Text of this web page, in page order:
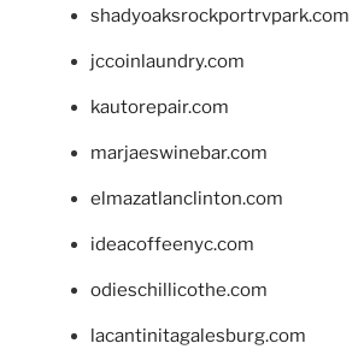
shadyoaksrockportrvpark.com
jccoinlaundry.com
kautorepair.com
marjaeswinebar.com
elmazatlanclinton.com
ideacoffeenyc.com
odieschillicothe.com
lacantinitagalesburg.com